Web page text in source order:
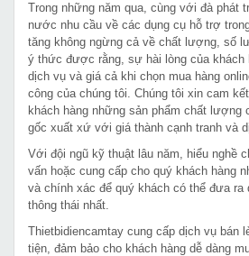
Trong những năm qua, cùng với đà phát
nước nhu cầu về các dụng cụ hỗ trợ
tăng không ngừng cả về chất lượng, số
ý thức được rằng, sự hài lòng của khách
dịch vụ và giá cả khi chọn mua hàng
công của chúng tôi. Chúng tôi xin cam
khách hàng những sản phẩm chất lượng
gốc xuất xứ với giá thành cạnh tranh và
Với đội ngũ kỹ thuật lâu năm, hiểu nghề
vấn hoặc cung cấp cho quý khách hàng
và chính xác để quý khách có thể đưa ra
thông thái nhất.
Thietbidiencamtay cung cấp dịch vụ bán
tiện, đảm bảo cho khách hàng dễ dàng